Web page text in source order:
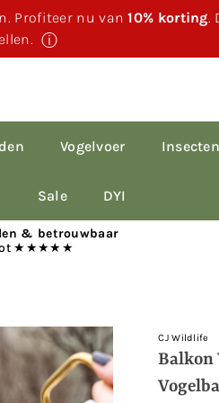
Profiteer nu van10% korting.
ⓘ
Vogelvoer Insecten
Sale DYI
& betrouwbaar
★★★★★
CJ Wildlife
Balkon